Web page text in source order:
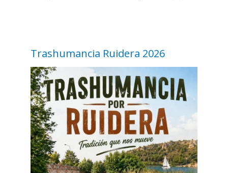
Trashumancia Ruidera 2026